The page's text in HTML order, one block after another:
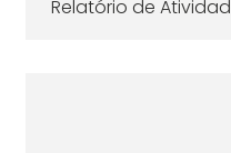
Relatório de